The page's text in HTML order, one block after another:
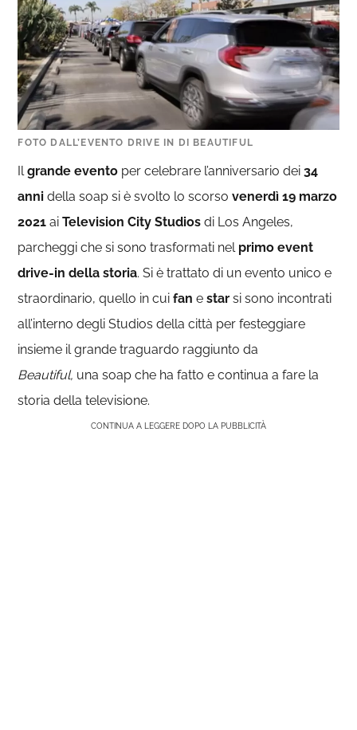
FOTO DALL’EVENTO DRIVE IN DI BEAUTIFUL
Ilgrande evento per celebrare l’anniversario dei34
anni della soap si è svolto lo scorsovenerdì 19 marzo
2021 aiTelevision City Studios di Los Angeles,
parcheggi che si sono trasformati nel primo event
drive-in della storia. Si è trattato di un evento unico e
straordinario, quello in cuifanestarsi sono incontrati
all’interno degli Studios della città per festeggiare
insieme il grande traguardo raggiunto da
Beautiful, una soap che ha fatto e continua a fare la
storia della televisione.
CONTINUA A LEGGERE DOPO LA PUBBLICITÀ